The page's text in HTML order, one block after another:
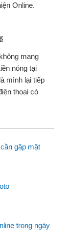
Online.
mang
nóng tại
mình lại tiếp
thoại có
gặp mặt
trong ngày